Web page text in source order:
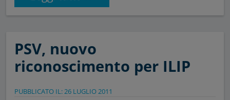
PSV, nuovo
riconoscimento per ILIP
PUBBLICATO IL: 26 LUGLIO 2011